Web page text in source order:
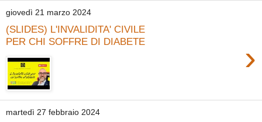
giovedì 21 marzo 2024
(SLIDES) L'INVALIDITA' CIVILE
PER CHI SOFFRE DI DIABETE
›
martedì 27 febbraio 2024